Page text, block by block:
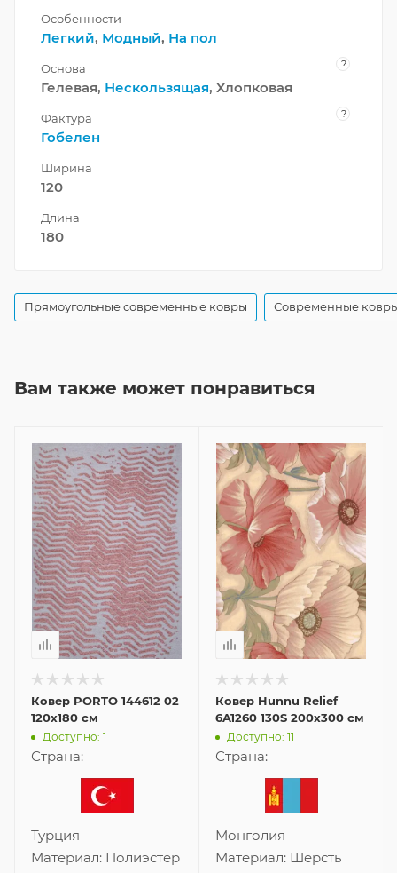
Особенности
Легкий, Модный, На пол
Основа ?
Гелевая, Нескользящая, Хлопковая
Фактура ?
Гобелен
Ширина
120
Длина
180
Прямоугольные современные ковры Современные
Вам также может понравиться
Ковер PORTO 144612 02
120x180 см
Доступно: 1
Страна:
Турция
Материал: Полиэстер
Ковер Hunnu Relief
6A1260 130S 200x300 см
Доступно: 11
Страна:
Монголия
Материал: Шерсть